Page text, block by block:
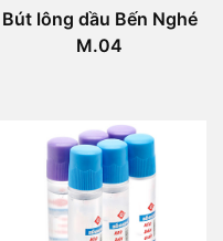
Bút lông dầu Bến Nghé
M.04